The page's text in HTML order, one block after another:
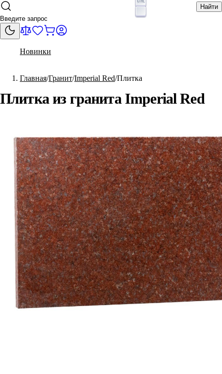
Найти
Новинки
Главная Гранит Imperial Red Плитка
Плитка из гранита Imperial Red